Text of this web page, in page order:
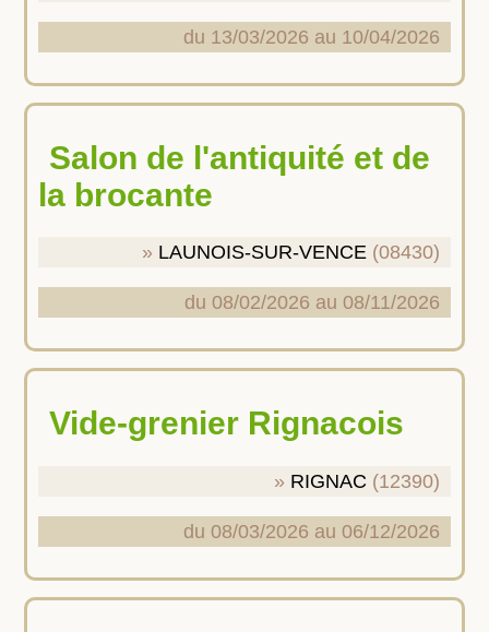
du 13/03/2026 au 10/04/2026
Salon de l'antiquité et de
la brocante
LAUNOIS-SUR-VENCE (08430)
du 08/02/2026 au 08/11/2026
Vide-grenier Rignacois
RIGNAC (12390)
du 08/03/2026 au 06/12/2026